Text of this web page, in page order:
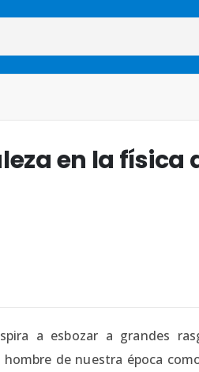
en la física
a esbozar a grandes
de nuestra época